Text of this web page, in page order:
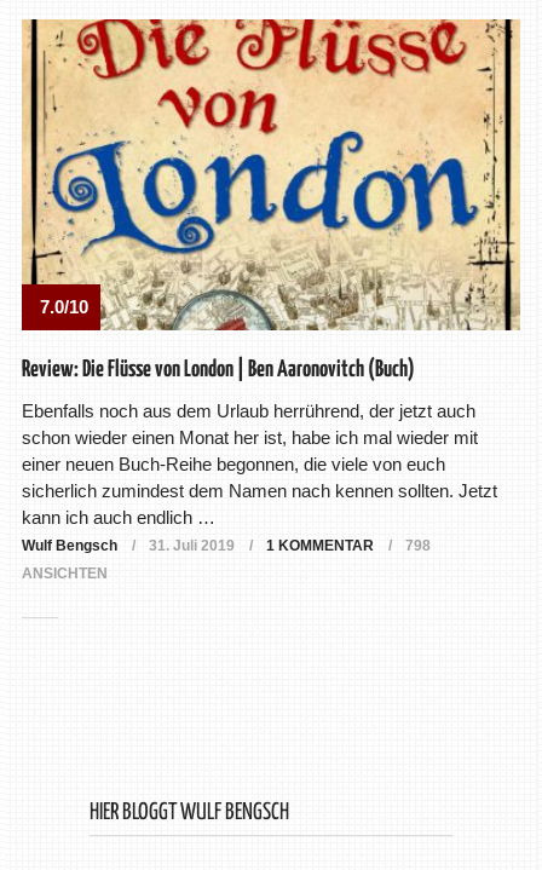
7.0/10
Review: Die Flüsse von London | Ben Aaronovitch (Buch)
Ebenfalls noch aus dem Urlaub herrührend, der jetzt auch
schon wieder einen Monat her ist, habe ich mal wieder mit
einer neuen Buch-Reihe begonnen, die viele von euch
sicherlich zumindest dem Namen nach kennen sollten. Jetzt
kann ich auch endlich …
Wulf Bengsch 31. Juli 2019 1 KOMMENTAR
798
ANSICHTEN
HIER BLOGGT WULF BENGSCH